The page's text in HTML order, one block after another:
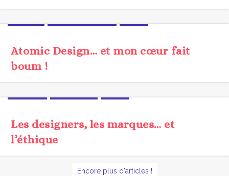
Atomic Design… et mon cœur fait
boum !
Les designers, les marques… et
l’éthique
Encore plus d'articles !